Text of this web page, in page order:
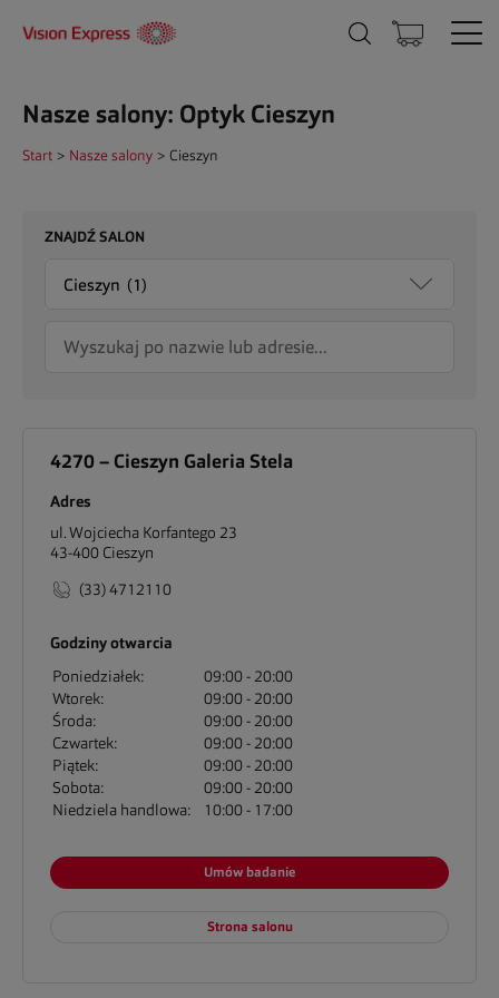
Nasze salony: Optyk Cieszyn
Start > Nasze salony > Cieszyn
ZNAJDŹ SALON
4270 – Cieszyn Galeria Stela
Adres
ul. Wojciecha Korfantego 23
43-400 Cieszyn
(33) 4712110
Godziny otwarcia
Poniedziałek: 09:00
20:00
Wtorek:
09:00
20:00
Środa:
09:00
20:00
Czwartek:
09:00
20:00
Piątek:
09:00
20:00
Sobota:
09:00
20:00
Niedziela handlowa:
10:00 17:00
Umów badanie
Strona salonu